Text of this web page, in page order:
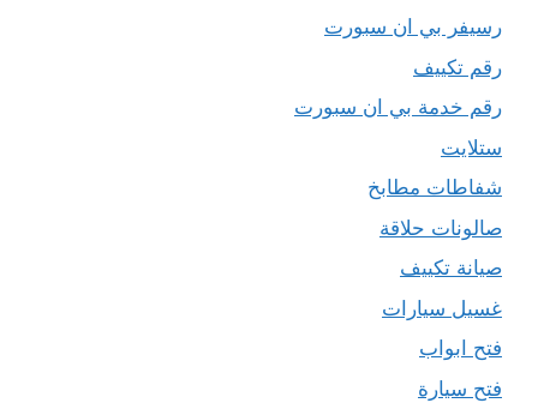
رسيفر بي ان سبورت
رقم تكييف
رقم خدمة بي ان سبورت
ستلايت
شفاطات مطابخ
صالونات حلاقة
صيانة تكييف
غسيل سيارات
فتح ابواب
فتح سيارة